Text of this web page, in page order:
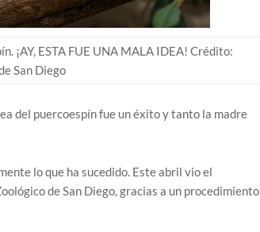
¡AY, ESTA FUE UNA MALA IDEA! Crédito:
San Diego
del puercoespín fue un éxito y tanto la madre
lo que ha sucedido. Este abril vio el
de San Diego, gracias a un procedimiento